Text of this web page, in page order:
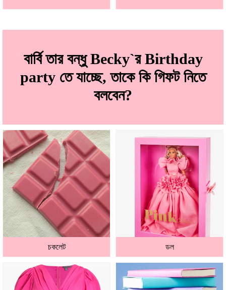
বার্বি তার বন্ধু Becky`র Birthday
party তে যাচ্ছে, তাকে কি গিফট নিতে
বলবেন?
চকলেট ডল